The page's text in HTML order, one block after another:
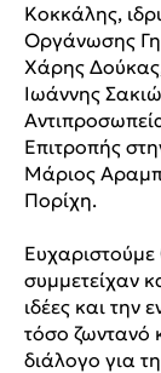
Κοκκάλης,
Οργάνωσης
Χάρης
Ιωάννης
Επιτροπής
Μάριος
Πορίχη.
συμμετείχαν
ιδέες και την
τόσο ζωντανό
διάλογο για